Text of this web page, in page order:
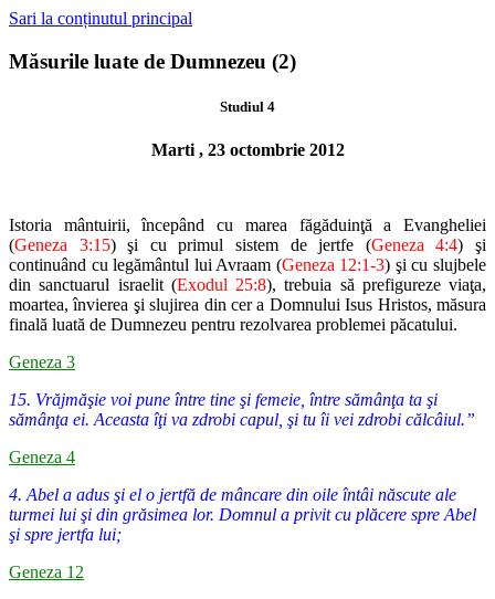
Sari la conținutul principal
Măsurile luate de Dumnezeu (2)
Studiul 4
Marti , 23 octombrie 2012
Istoria mântuirii, începând cu marea făgăduinţă a Evangheliei
(Geneza 3:15) şi cu primul sistem de jertfe (Geneza 4:4) şi
continuând cu legământul lui Avraam (Geneza 12:1-3) şi cu slujbele
din sanctuarul israelit(Exodul 25:8), trebuia să prefigureze viaţa,
moartea, învierea şi slujirea din cer a Domnului Isus Hristos, măsura
finală luată de Dumnezeu pentru rezolvarea problemei păcatului.
Geneza 3
15. Vrăjmăşie voi pune între tine şi femeie, între sămânţa ta şi
sămânţa ei. Aceasta îţi va zdrobi capul, şi tu îi vei zdrobi călcâiul.”
Geneza 4
4. Abel a adus şi el o jertfă de mâncare din oile întâi născute ale
turmei lui şi din grăsimea lor. Domnul a privit cu plăcere spre Abel
şi spre jertfa lui;
Geneza 12